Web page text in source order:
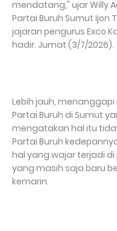
mendatang," ujar Willy
Partai Buruh Sumut Ijon
jajaran pengurus Exco
hadir. Jumat (3/7/2026).
Lebih jauh,
Partai Buruh di Sumut
mengatakan hal itu
Partai Buruh
hal yang wajar terjadi di
yang masih saja baru
kemarin.